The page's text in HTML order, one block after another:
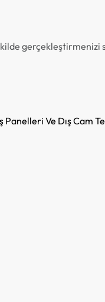
gerçekleştirmenizi
Panelleri Ve Dış Cam